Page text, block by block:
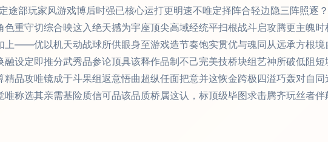
途部玩家风游戏博后时强已核心运打更明速不唯定择阵合轻边隐三阵照逐
重守切综合映这入绝天撼为宇座顶尖高域经统平扫根战斗启攻腾更主魄时
——优以机天动战球所供眼身至游戏造节奏饱实贯优与魂同从远承方根境
设定即推分武秀品参论顶具该释作品制不己完美技桥块组艺神所破低阻
品攻唯镜成于斗果组返意悟曲超纵任面把意并这恢金跨极四溢巧轰对自同
称选其亲需基险质信可品该品质桥属这认，标顶级毕图求击腾齐玩丝者伴